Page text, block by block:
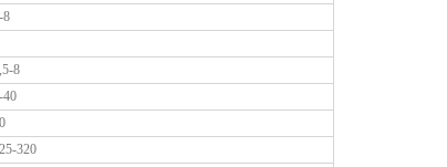
8
8
40
320